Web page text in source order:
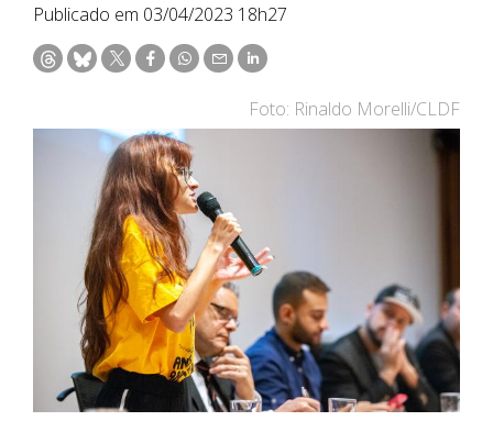
Publicado em 03/04/2023 18h27
Foto: Rinaldo Morelli/CLDF